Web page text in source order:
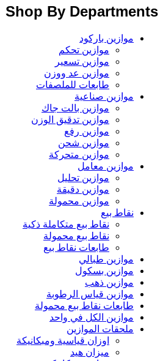
Shop By Departments
موازين باركود
موازين تحكم
موازين تسعير
موازين عد ووزن
طابعات للملصفات
موازين صناعية
موازين بالت جاك
موازين تدقيق الوزن
موازين رفع
موازين شحن
موازين متحركة
موازين معامل
موازين تحليل
موازين دقيقة
موازين محمولة
نقاط بيع
نقاط بيع متكاملة ذكية
نقاط بيع محمولة
طابعات نقاط بيع
موازين طبالي
موازين بسكول
موازين ذهب
موازين قياس الرطوبة
طابعات نقاط بيع محمولة
موازين الكل في واحد
ملحقات الموازين
اوزان قياسية ومبكانيكة
ميزان هيد